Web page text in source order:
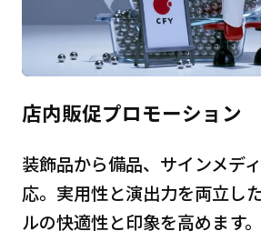
店内販促プロモーション
装飾品から備品、サインメデ
応。実用性と演出力を両立し
ルの快適性と印象を高めます。